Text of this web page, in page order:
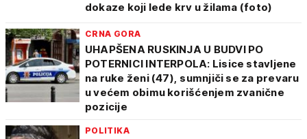
dokaze koji lede krv u žilama (foto)
CRNA GORA
UHAPŠENA RUSKINJA U BUDVI PO
POTERNICI INTERPOLA: Lisice stavljene
na ruke ženi (47), sumnjiči se za prevaru
u većem obimu korišćenjem zvanične
pozicije
POLITIKA